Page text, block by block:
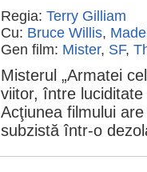
Regia: Terry Gilliam
Cu: Bruce Willis,
Gen film: Mister, SF,
Misterul „Armatei
viitor, între
Acţiunea filmului
subzistă într-o